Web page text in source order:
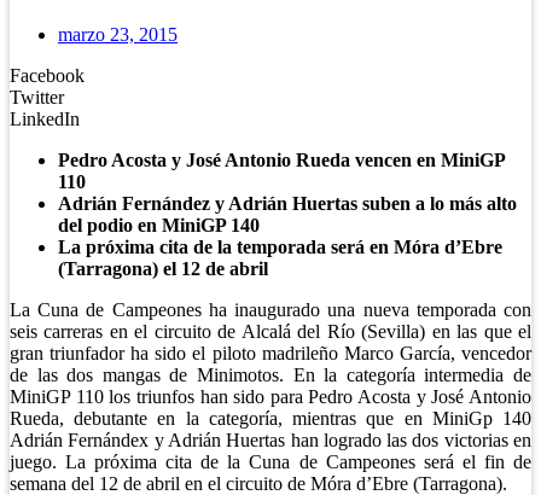
marzo 23, 2015
Facebook
Twitter
LinkedIn
Pedro Acosta y José Antonio Rueda vencen en MiniGP
110
Adrián Fernández y Adrián Huertas suben a lo más alto
del podio en MiniGP 140
La próxima cita de la temporada será en Móra d’Ebre
(Tarragona) el 12 de abril
La Cuna de Campeones ha inaugurado una nueva temporada con
seis carreras en el circuito de Alcalá del Río (Sevilla) en las que el
gran triunfador ha sido el piloto madrileño Marco García, vencedor
de las dos mangas de Minimotos. En la categoría intermedia de
MiniGP 110 los triunfos han sido para Pedro Acosta y José Antonio
Rueda, debutante en la categoría, mientras que en MiniGp 140
Adrián Fernándex y Adrián Huertas han logrado las dos victorias en
juego. La próxima cita de la Cuna de Campeones será el fin de
semana del 12 de abril en el circuito de Móra d’Ebre (Tarragona).